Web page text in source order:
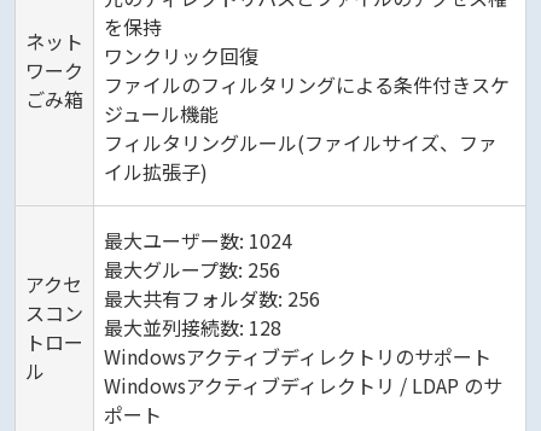
ネット
ワーク
ごみ箱
を保持
ワンクリック回復
ファイルのフィルタリングによる条件付きスケ
ジュール機能
フィルタリングルール(ファイルサイズ、ファ
イル拡張子)
アクセ
スコン
トロー
ル
最大ユーザー数: 1024
最大グループ数: 256
最大共有フォルダ数: 256
最大並列接続数: 128
Windowsアクティブディレクトリのサポート
Windowsアクティブディレクトリ / LDAP のサ
ポート